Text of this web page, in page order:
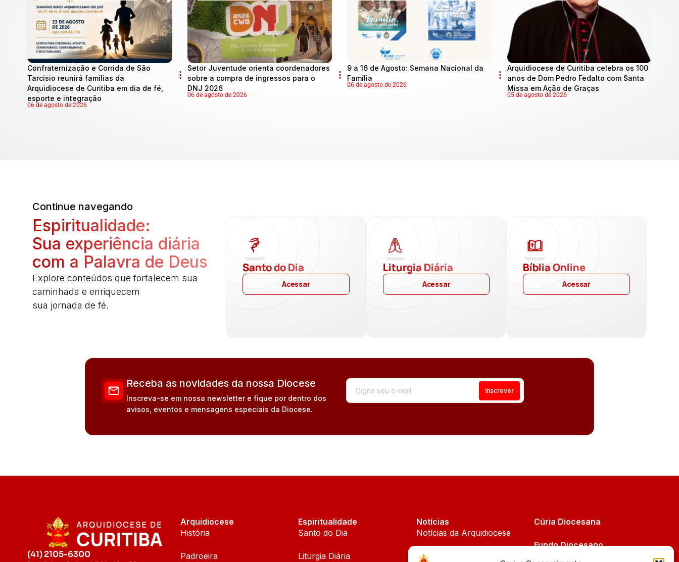
Confraternização e Corrida de São
Tarcísio reunirá famílias da
Arquidiocese de Curitiba em dia de fé,
esporte e integração
06 de agosto de 2026
Setor Juventude orienta coordenadores
sobre a compra de ingressos para o
DNJ 2026
06 de agosto de 2026
9 a 16 de Agosto: Semana Nacional da
Família
06 de agosto de 2026
Arquidiocese de Curitiba celebra os 100
anos de Dom Pedro Fedalto com Santa
Missa em Ação de Graças
05 de agosto de 2026
Continue navegando
Espiritualidade:
Sua experiência diária
com a Palavra de Deus
Explore conteúdos que fortalecem sua
caminhada e enriquecem
sua jornada de fé.
Santo do Dia
Acessar
Liturgia Diária
Acessar
Bíblia Online
Acessar
Receba as novidades da nossa Diocese
Inscreva-se em nossa newsletter e fique por dentro dos
avisos, eventos e mensagens especiais da Diocese.
(41) 2105-6300
Arquidiocese
História
Padroeira
Espiritualidade
Santo do Dia
Liturgia Diária
Notícias
Notícias da Arquidiocese
Notícias Cáritas
Cúria Diocesana
Fundo Diocesano